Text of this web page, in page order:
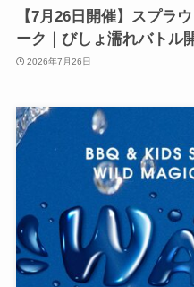
【7月26日開催】スプラ
ーク｜びしょ濡れバトル
2026年7月26日